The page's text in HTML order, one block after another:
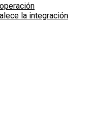
la integración